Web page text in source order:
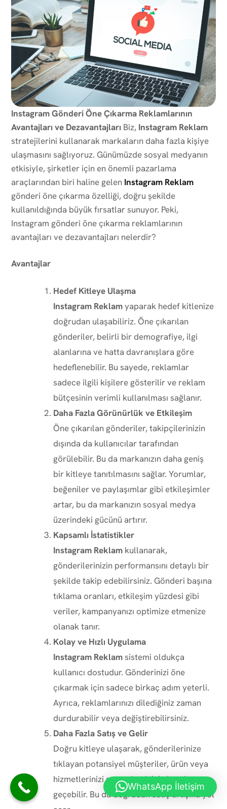
Instagram Gönderi Öne Çıkarma Reklamlarının
Avantajları ve Dezavantajları Biz, Instagram Reklam
stratejilerini kullanarak markaların daha fazla kişiye
ulaşmasını sağlıyoruz. Günümüzde sosyal medyanın
etkisiyle, şirketler için en önemli pazarlama
araçlarından biri haline gelen Instagram Reklam
gönderi öne çıkarma özelliği, doğru şekilde
kullanıldığında büyük fırsatlar sunuyor. Peki,
Instagram gönderi öne çıkarma reklamlarının
avantajları ve dezavantajları nelerdir?
Avantajlar
Hedef Kitleye Ulaşma
Instagram Reklamyaparak hedef kitlenize
doğrudan ulaşabiliriz. Öne çıkarılan
gönderiler, belirli bir demografiye, ilgi
alanlarına ve hatta davranışlara göre
hedeflenebilir. Bu sayede, reklamlar
sadece ilgili kişilere gösterilir ve reklam
bütçesinin verimli kullanılması sağlanır.
Daha Fazla Görünürlük ve Etkileşim
Öne çıkarılan gönderiler, takipçilerinizin
dışında da kullanıcılar tarafından
görülebilir. Bu da markanızın daha geniş
bir kitleye tanıtılmasını sağlar. Yorumlar,
beğeniler ve paylaşımlar gibi etkileşimler
artar, bu da markanızın sosyal medya
üzerindeki gücünü artırır.
Kapsamlı İstatistikler
Instagram Reklam kullanarak,
gönderilerinizin performansını detaylı bir
şekilde takip edebilirsiniz. Gönderi başına
tıklama oranları, etkileşim yüzdesi gibi
veriler, kampanyanızı optimize etmenize
olanak tanır.
Kolay ve Hızlı Uygulama
Instagram Reklamsistemi oldukça
kullanıcı dostudur. Gönderinizi öne
çıkarmak için sadece birkaç adım yeterli.
Ayrıca, reklamlarınızı dilediğiniz zaman
durdurabilir veya değiştirebilirsiniz.
Daha Fazla Satış ve Gelir
Doğru kitleye ulaşarak, gönderilerinize
tıklayan potansiyel müşteriler, ürün veya
hizmetlerinizi satın almak için harekete
geçebilir. Bu da doğrudan satış artışına yol
WhatsApp İletişim